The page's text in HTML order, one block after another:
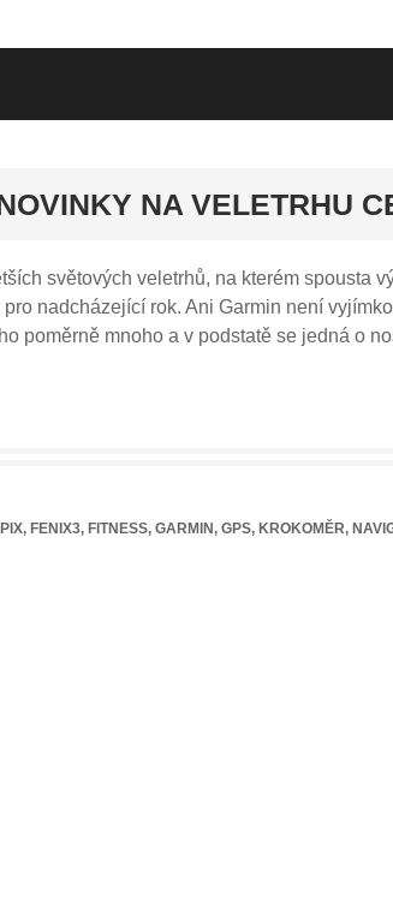
NA VELETRHU
světových veletrhů, na kterém spousta
nadcházející rok. Ani Garmin není
poměrně mnoho a v podstatě se jedná o
, FENIX3, FITNESS, GARMIN, GPS, KROKOMĚR,